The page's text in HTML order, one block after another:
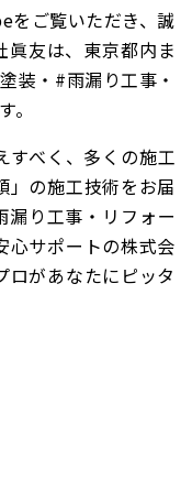
ご覧いただき、誠
眞友は、東京都内ま
装・#雨漏り工事・
。
すべく、多くの施工
」の施工技術をお届
漏り工事・リフォー
心サポートの株式会
ロがあなたにピッタ